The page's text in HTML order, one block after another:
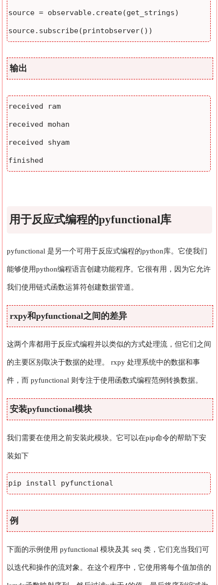
source = observable.create(get_strings)
source.subscribe(printobserver())
输出
received ram
received mohan
received shyam
finished
用于反应式编程的pyfunctional库
pyfunctional 是另一个可用于反应式编程的python库。它使我们
能够使用python编程语言创建功能程序。它很有用，因为它允许
我们使用链式函数运算符创建数据管道。
rxpy和pyfunctional之间的差异
这两个库都用于反应式编程并以类似的方式处理流，但它们之间
的主要区别取决于数据的处理。 rxpy 处理系统中的数据和事
件，而 pyfunctional 则专注于使用函数式编程范例转换数据。
安装pyfunctional模块
我们需要在使用之前安装此模块。它可以在pip命令的帮助下安
装如下
pip install pyfunctional
例
下面的示例使用 pyfunctional 模块及其 seq 类，它们充当我们可
以迭代和操作的流对象。在这个程序中，它使用将每个值加倍的